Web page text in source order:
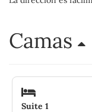
Camas
Suite 1